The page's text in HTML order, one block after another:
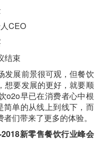
CEO
结束
发展前景很可观，但餐饮
想要发展的更好，就要顺
o2o早已在消费者心中根
单的从线上到线下，而
们带来了更多的体验。
新零售餐饮行业峰会